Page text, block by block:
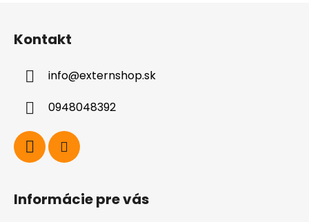
Kontakt
info@externshop.sk
0948048392
Informácie pre vás